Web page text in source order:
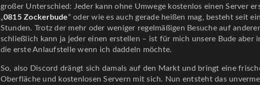
großer Unterschied: Jeder kann ohne Umwege kostenlos einen Server
„0815 Zockerbude“ oder wie es auch gerade heißen mag, besteht seit
Stunden. Trotz der mehr oder weniger regelmäßigen Besuche auf
schließlich kann ja jeder einen erstellen – ist für mich unsere Bude aber
die erste Anlaufstelle wenn ich daddeln möchte.
So, also Discord drängt sich damals auf den Markt und bringt eine
Oberfläche und kostenlosen Servern mit sich. Nun entsteht das